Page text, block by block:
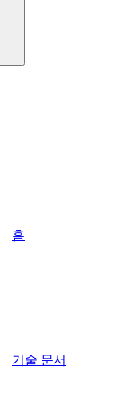
홈
기술 문서